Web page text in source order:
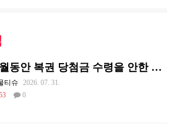
3개월동안 복권 당첨금 수령을 안한 이유
티슈
2026. 07. 31.
0